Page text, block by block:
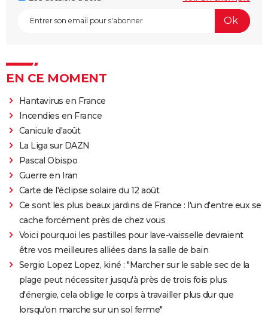
EN CE MOMENT
Hantavirus en France
Incendies en France
Canicule d'août
La Liga sur DAZN
Pascal Obispo
Guerre en Iran
Carte de l'éclipse solaire du 12 août
Ce sont les plus beaux jardins de France : l'un d'entre eux se
cache forcément près de chez vous
Voici pourquoi les pastilles pour lave-vaisselle devraient
être vos meilleures alliées dans la salle de bain
Sergio Lopez Lopez, kiné : "Marcher sur le sable sec de la
plage peut nécessiter jusqu'à près de trois fois plus
d'énergie, cela oblige le corps à travailler plus dur que
lorsqu'on marche sur un sol ferme"